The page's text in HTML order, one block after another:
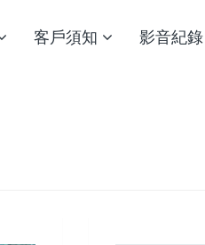
客戶須知 影音紀錄